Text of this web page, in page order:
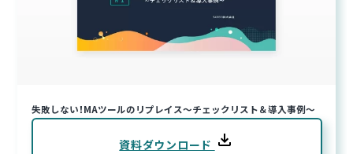
失敗しない！MAツールのリプレイス～チェックリスト＆導入事例～
資料ダウンロード